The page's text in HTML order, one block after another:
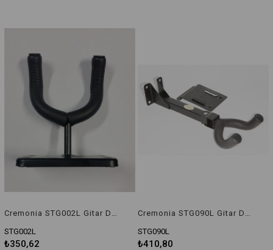
STG002L
₺350,62
STG090L
₺410,80